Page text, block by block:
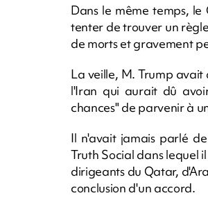
Dans le même temps,
tenter de trouver un
de morts et gravement
La veille, M. Trump
l'Iran qui aurait dû
chances" de parvenir à
Il n'avait jamais parlé
Truth Social dans lequel
dirigeants du Qatar,
conclusion d'un accord.